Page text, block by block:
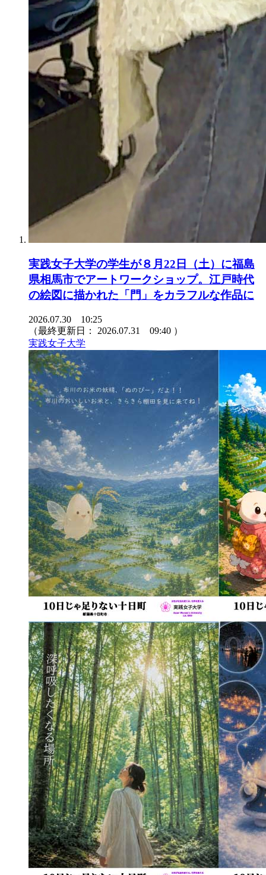
実践女子大学の学生が８月22日（土）に福島
県相馬市でアートワークショップ。江戸時代
の絵図に描かれた「門」をカラフルな作品に
2026.07.30 10:25
（最終更新日： 2026.07.31 09:40 ）
実践女子大学